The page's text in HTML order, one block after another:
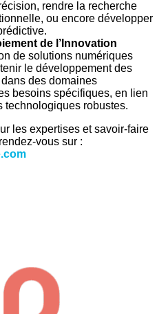
rendre la recherche
ou encore développer
de l’Innovation
de solutions numériques
le développement des
des domaines
besoins spécifiques, en lien
technologiques robustes.
les expertises et savoir-faire
vous sur :